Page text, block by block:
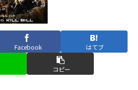
Facebook はてブ
コピー